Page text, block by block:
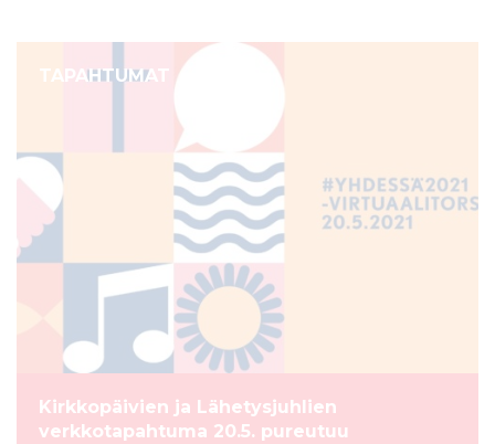
TAPAHTUMAT
Kirkkopäivien ja Lähetysjuhlien
verkkotapahtuma 20.5. pureutuu